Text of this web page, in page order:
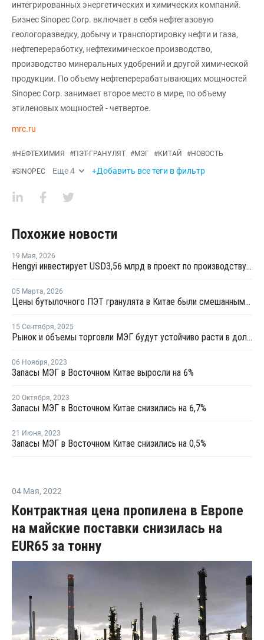
интегрированных энергетических и химических компаний.
Бизнес Sinopec Corp. включает в себя нефтегазовую
геологоразведку, добычу и транспортировку нефти и газа,
нефтепереработку, нефтехимическое производство,
производство минеральных удобрений и другой химической
продукции. По объему нефтеперерабатывающих мощностей
Sinopec Corp. занимает второе место в мире, по объему
этиленовых мощностей - четвертое.
mrc.ru
#НЕФТЕХИМИЯ #ПЭТ-ГРАНУЛЯТ #МЭГ #КИТАЙ #НОВОСТЬ
#SINOPEC Еще4 +Добавить все теги в фильтр
Похожие новости
19 Мая, 2026
Hengyi инвестирует USD3,56 млрд в проект по производству МЭГ из угля в Китае
05 Марта, 2026
Цены бутылочного ПЭТ гранулята в Китае были смешанными в феврале
15 Сентября, 2025
Рынок и объемы торговли МЭГ будут устойчиво расти в долгосрочной перспективе
06 Ноября, 2023
Запасы МЭГ в Восточном Китае выросли на 6%
20 Октября, 2023
Запасы МЭГ в Восточном Китае снизились на 6,7%
21 Июня, 2023
Запасы МЭГ в Восточном Китае снизились на 0,5%
04 Мая, 2022
Контрактная цена пропилена в Европе
на майские поставки снизилась на
EUR65 за тонну